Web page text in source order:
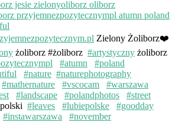
Zielony Żoliborz❤️
żoliborz #żoliborz #artystyczny żoliborz
#atumn
#poland
#nature #naturephotography
#mathernature #vscocam
#warszawa
#landscape #polandphotos
#street
#leaves #lubiepolske
#goodday
#instawarszawa #november